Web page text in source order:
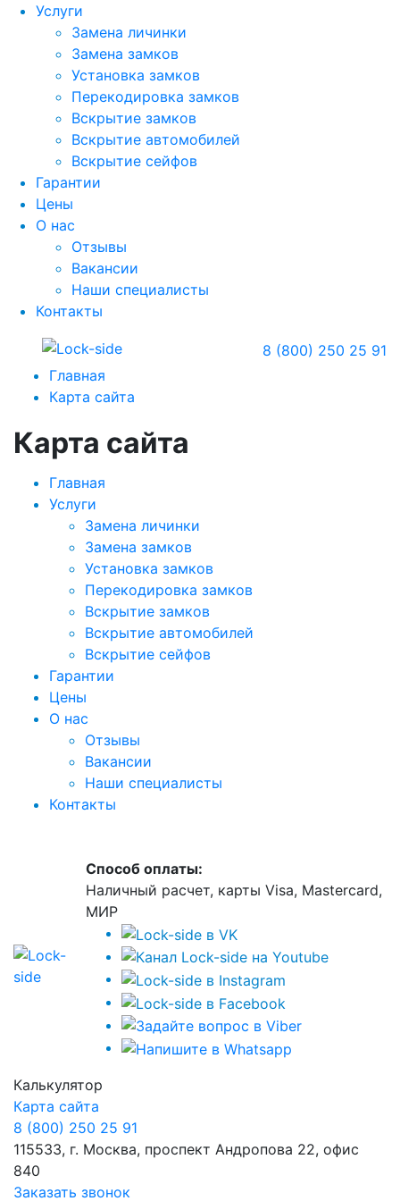
Услуги
Замена личинки
Замена замков
Установка замков
Перекодировка замков
Вскрытие замков
Вскрытие автомобилей
Вскрытие сейфов
Гарантии
Цены
О нас
Отзывы
Вакансии
Наши специалисты
Контакты
8 (800) 250 25 91
Главная
Карта сайта
Карта сайта
Главная
Услуги
Замена личинки
Замена замков
Установка замков
Перекодировка замков
Вскрытие замков
Вскрытие автомобилей
Вскрытие сейфов
Гарантии
Цены
О нас
Отзывы
Вакансии
Наши специалисты
Контакты
Способ оплаты:
Наличный расчет, карты Visa, Mastercard,
МИР
Калькулятор
Карта сайта
8 (800) 250 25 91
115533, г. Москва, проспект Андропова 22, офис
840
Заказать звонок